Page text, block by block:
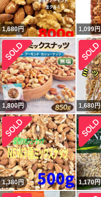
1,680円 1,099円
1,800円 1,680円
1,380円 1,170円